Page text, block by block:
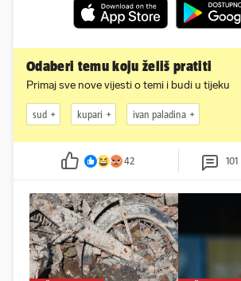
Odaberi temu koju želiš pratiti
Primaj sve nove vijesti o temi i budi u tijeku
sud kupari ivan paladina
42 101